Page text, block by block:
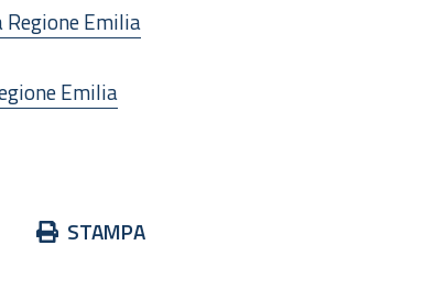
Emilia
Emilia
AzioniSTAMPA